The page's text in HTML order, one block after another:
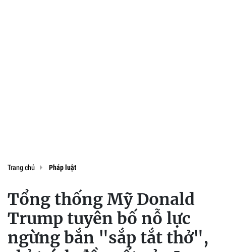
Trang chủ Pháp luật
Tổng thống Mỹ Donald
Trump tuyên bố nỗ lực
ngừng bắn "sắp tắt thở",